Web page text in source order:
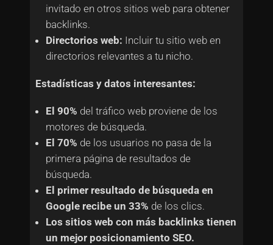
invitado en otros sitios web para obtener
backlinks.
Directorios web: Incluir tu sitio web en
directorios relevantes a tu nicho.
Estadísticas y datos interesantes:
El 90% del tráfico web proviene de los
motores de búsqueda.
El 70% de los usuarios no pasa de la
primera página de resultados de
búsqueda.
El primer resultado de búsqueda en
Google recibe un 33% de los clics.
Los sitios web con más backlinks tienen
un mejor posicionamiento SEO.